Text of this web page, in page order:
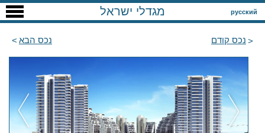
русский מגדלי ישראל
נכס קודם נכס הבא